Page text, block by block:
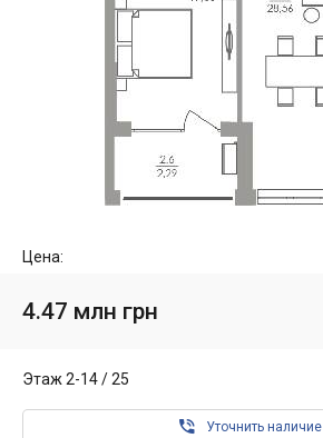
Цена:
4.47 млн грн
Этаж 2-14 / 25
 Уточнить наличие